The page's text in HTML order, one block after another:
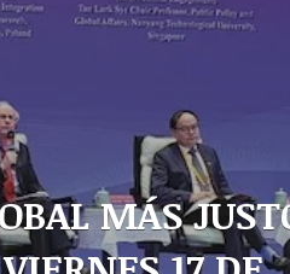
MÁS